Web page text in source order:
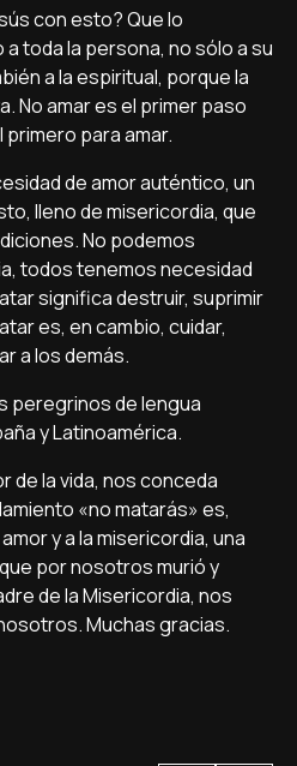
con esto? Que lo
toda la persona, no sólo a su
a la espiritual, porque la
No amar es el primer paso
primero para amar.
de amor auténtico, un
lleno de misericordia, que
No podemos
todos tenemos necesidad
significa destruir, suprimir
es, en cambio, cuidar,
a los demás.
peregrinos de lengua
y Latinoamérica.
de la vida, nos conceda
«no matarás» es,
y a la misericordia, una
por nosotros murió y
de la Misericordia, nos
Muchas gracias.